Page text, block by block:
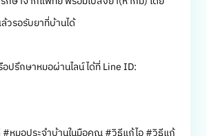
วรอรับยาที่บ้านได้
ปรึกษาหมอผ่านไลน์ ได้ที่ Line ID: